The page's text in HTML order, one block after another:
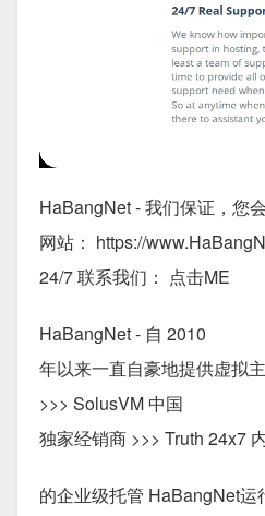
HaBangNet - 我们保证，您
网站： https://
24/7 联系我们： 点击ME
HaBangNet - 自 2010
年以来一直自豪地提供虚拟
>>> SolusVM 中国
独家经销商 >>> Truth 24x7
的企业级托管 HaBangNet运